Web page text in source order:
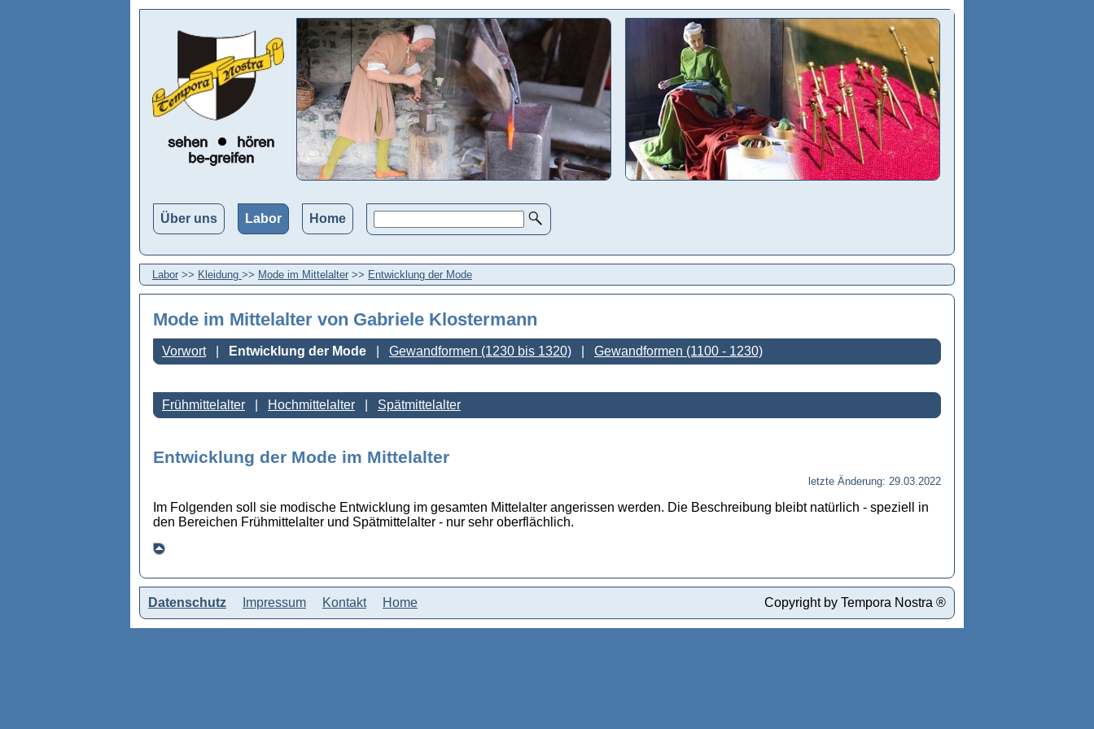
Über uns Labor Home
Labor >> Kleidung >> Mode im Mittelalter >> Entwicklung der Mode
Mode im Mittelalter von Gabriele Klostermann
Vorwort Entwicklung der Mode Gewandformen (1230 bis 1320) Gewandformen (1100 - 1230)
Frühmittelalter Hochmittelalter Spätmittelalter
Entwicklung der Mode im Mittelalter
letzte Änderung: 29.03.2022
Im Folgenden soll sie modische Entwicklung im gesamten Mittelalter angerissen werden. Die Beschreibung bleibt natürlich - speziell in
den Bereichen Frühmittelalter und Spätmittelalter - nur sehr oberflächlich.
Datenschutz Impressum Kontakt Home Copyright by Tempora Nostra ®